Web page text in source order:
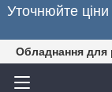
Уточнюйте
Обладнання для